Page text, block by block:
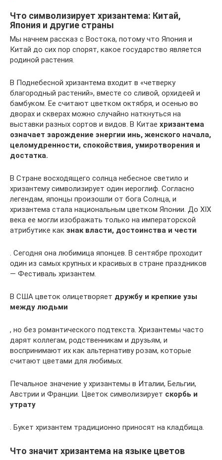
Что символизирует хризантема: Китай,
Япония и другие страны
Мы начнем рассказ с Востока, потому что Япония и
Китай до сих пор спорят, какое государство является
родиной растения.
В Поднебесной хризантема входит в «четверку
благородный растений», вместе со сливой, орхидеей и
бамбуком. Ее считают цветком октября, и осенью во
дворах и скверах можно случайно наткнуться на
выставки разных сортов и видов. В Китае хризантема
означает зарождение энергии инь, женского начала,
целомудренности, спокойствия, умиротворения и
достатка.
В Стране восходящего солнца небесное светило и
хризантему символизирует один иероглиф. Согласно
легендам, японцы произошли от бога Солнца, и
хризантема стала национальным цветком Японии. До XIX
века ее могли изображать только на императорской
атрибутике как знак власти, достоинства и чести
. Сегодня она любимица японцев. В сентябре проходит
один из самых крупных и красивых в стране праздников
— Фестиваль хризантем.
В США цветок олицетворяет дружбу и крепкие узы
между людьми
, но без романтического подтекста. Хризантемы часто
дарят коллегам, родственникам и друзьям, и
воспринимают их как альтернативу розам, которые
считают цветами для любимых.
Печальное значение у хризантемы в Италии, Бельгии,
Австрии и Франции. Цветок символизирует скорбь и
утрату
. Букет хризантем традиционно приносят на кладбища.
Что значит хризантема на языке цветов